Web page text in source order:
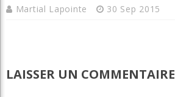
Martial Lapointe 30 Sep 2015
LAISSER UN COMMENTAIRE